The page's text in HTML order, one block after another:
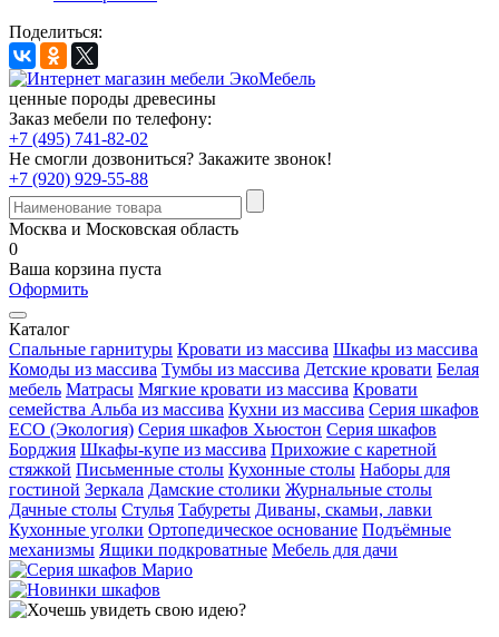
Поделиться:
ценные породы древесины
Заказ мебели по телефону:
+7 (495) 741-82-02
Не смогли дозвониться? Закажите звонок!
+7 (920) 929-55-88
Москва и Московская область
0
Ваша корзина пуста
Оформить
Каталог
Спальные гарнитуры Кровати из массива Шкафы из массива
Комоды из массива Тумбы из массива Детские кровати Белая
мебель Матрасы Мягкие кровати из массива Кровати
семейства Альба из массива Кухни из массива Серия шкафов
ECO (Экология) Серия шкафов Хьюстон Серия шкафов
Борджия Шкафы-купе из массива Прихожие с каретной
стяжкой Письменные столы Кухонные столы Наборы для
гостиной Зеркала Дамские столики Журнальные столы
Дачные столы Стулья Табуреты Диваны, скамьи, лавки
Кухонные уголки Ортопедическое основание Подъёмные
механизмы Ящики подкроватные Мебель для дачи